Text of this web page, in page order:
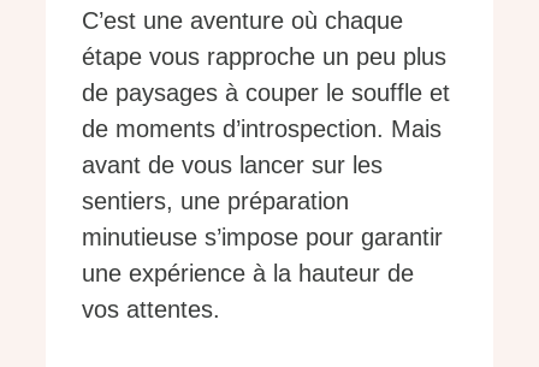
C’est une aventure où chaque
étape vous rapproche un peu plus
de paysages à couper le souffle et
de moments d’introspection. Mais
avant de vous lancer sur les
sentiers, une préparation
minutieuse s’impose pour garantir
une expérience à la hauteur de
vos attentes.